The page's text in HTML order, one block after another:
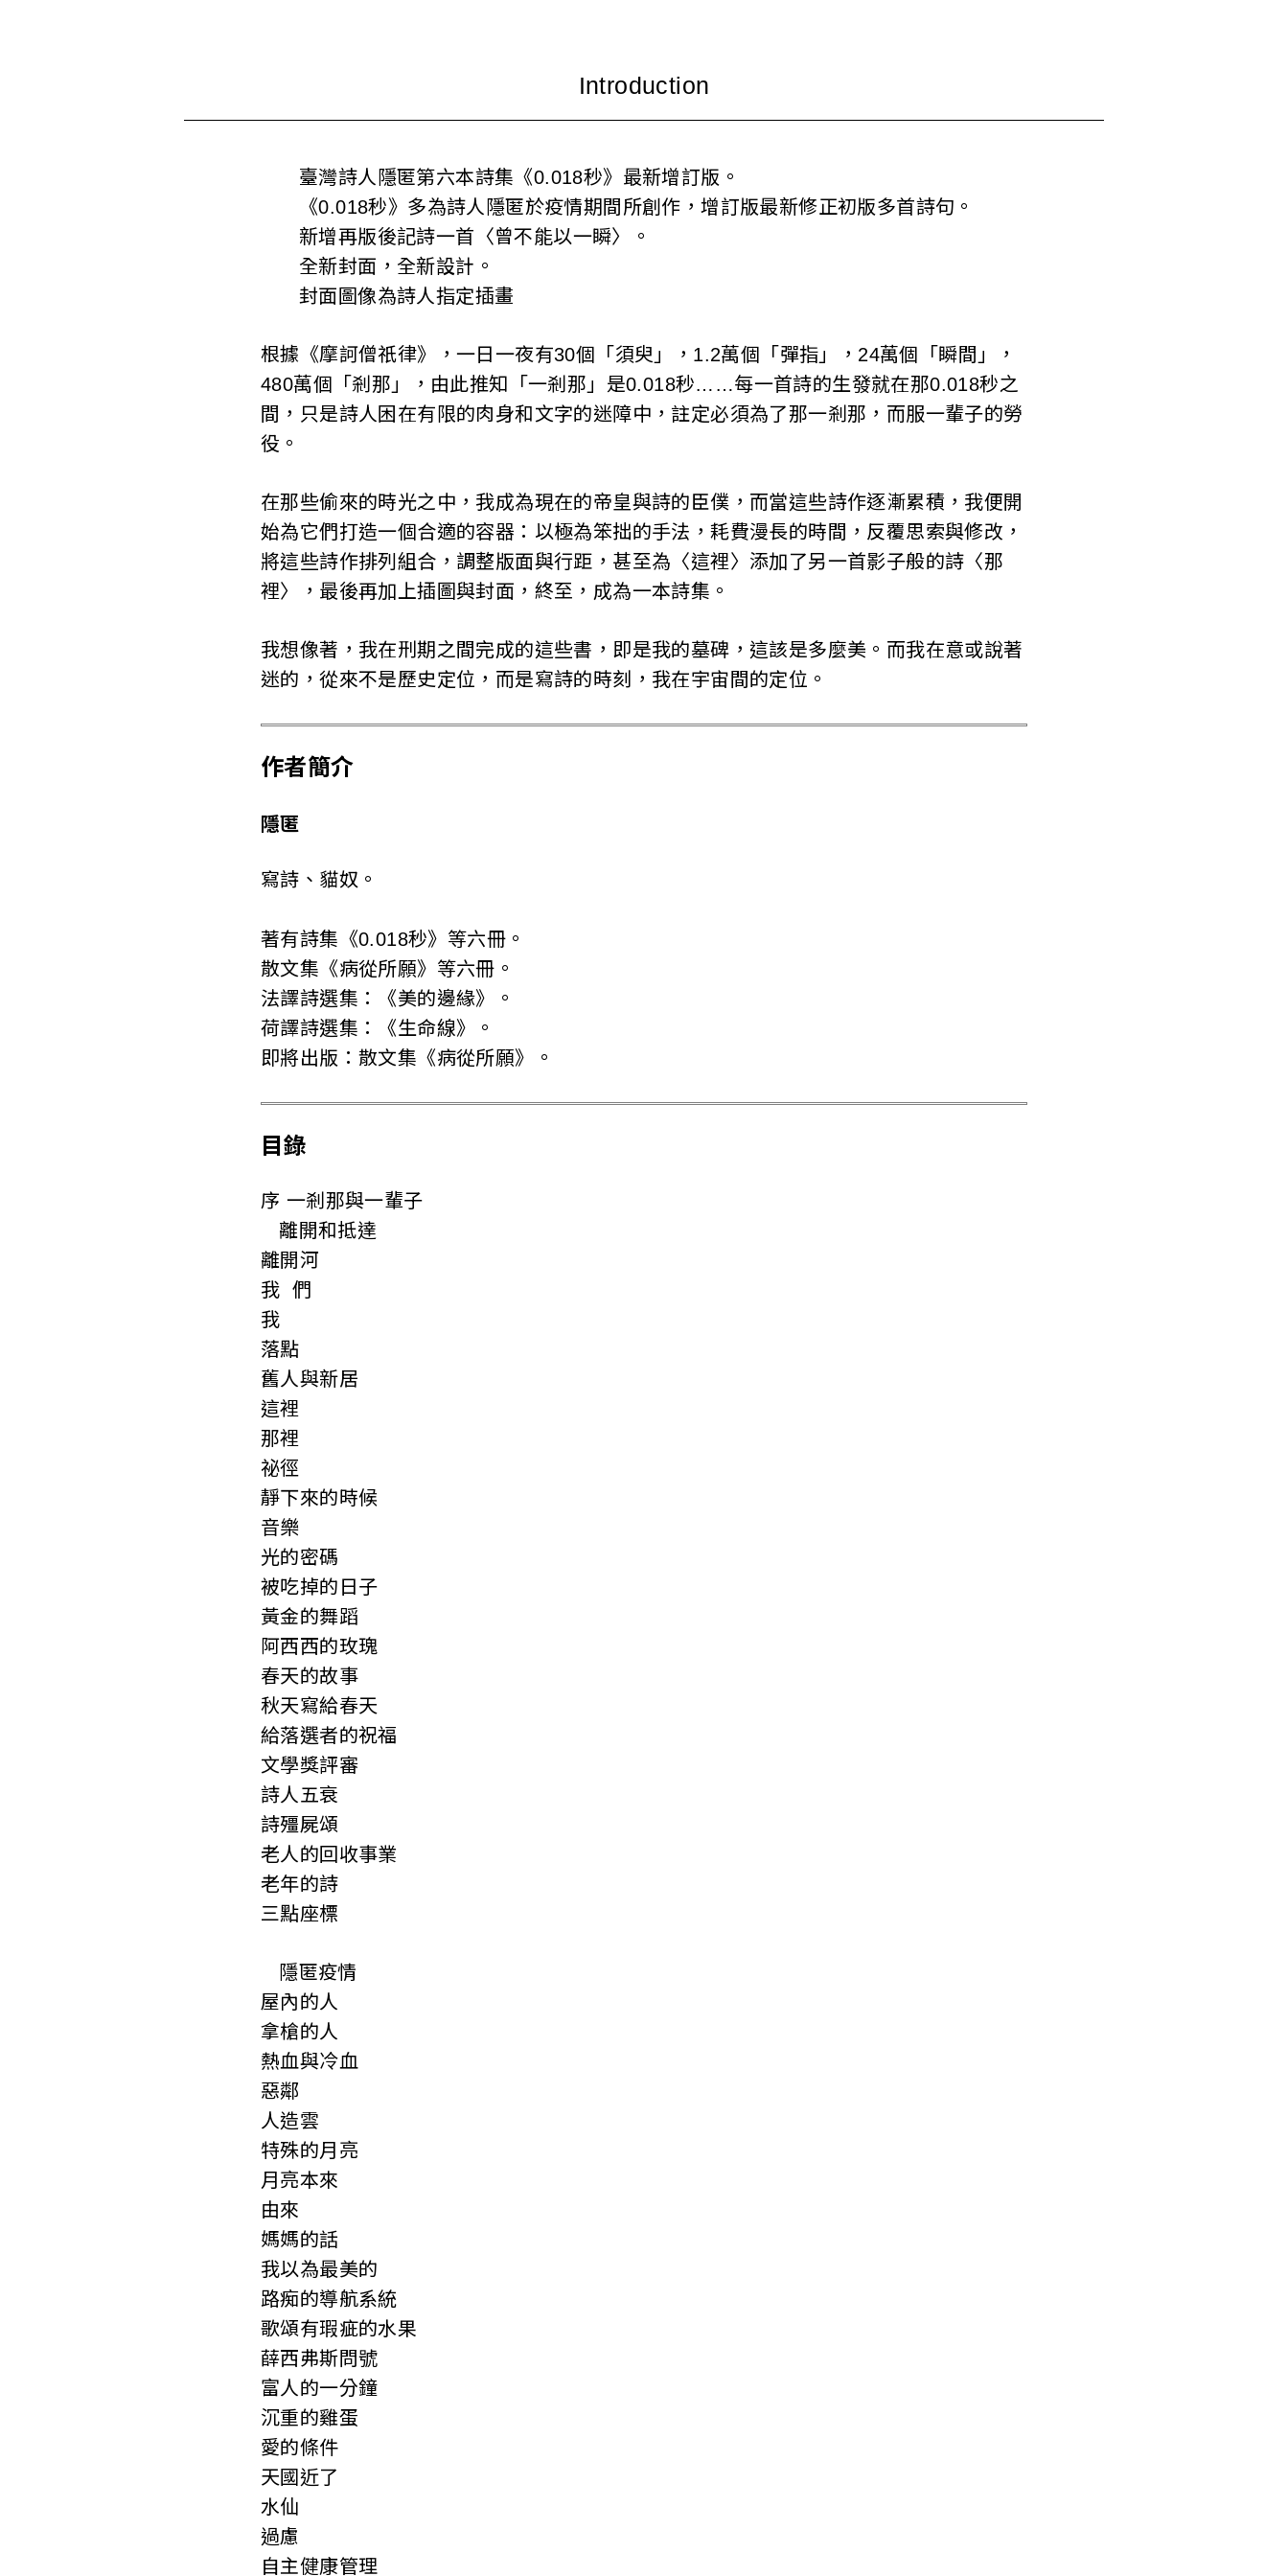
臺灣詩人隱匿第六本詩集《0.018秒》最新增訂版。
《0.018秒》多為詩人隱匿於疫情期間所創作，增訂版最新修正初版多首詩句。
新增再版後記詩一首〈曾不能以一瞬〉。
全新封面，全新設計。
封面圖像為詩人指定插畫
根據《摩訶僧祇律》，一日一夜有30個「須臾」，1.2萬個「彈指」，24萬個「瞬間」，
480萬個「剎那」，由此推知「一剎那」是0.018秒……每一首詩的生發就在那0.018秒之
間，只是詩人困在有限的肉身和文字的迷障中，註定必須為了那一剎那，而服一輩子的勞
役。
在那些偷來的時光之中，我成為現在的帝皇與詩的臣僕，而當這些詩作逐漸累積，我便開
始為它們打造一個合適的容器：以極為笨拙的手法，耗費漫長的時間，反覆思索與修改，
將這些詩作排列組合，調整版面與行距，甚至為〈這裡〉添加了另一首影子般的詩〈那
裡〉，最後再加上插圖與封面，終至，成為一本詩集。
我想像著，我在刑期之間完成的這些書，即是我的墓碑，這該是多麼美。而我在意或說著
迷的，從來不是歷史定位，而是寫詩的時刻，我在宇宙間的定位。
作者簡介
隱匿
寫詩、貓奴。
著有詩集《0.018秒》等六冊。
散文集《病從所願》等六冊。
法譯詩選集：《美的邊緣》。
荷譯詩選集：《生命線》。
即將出版：散文集《病從所願》。
目錄
序 一剎那與一輩子
離開和抵達
離開河
我 們
我
落點
舊人與新居
這裡
那裡
祕徑
靜下來的時候
音樂
光的密碼
被吃掉的日子
黃金的舞蹈
阿西西的玫瑰
春天的故事
秋天寫給春天
給落選者的祝福
文學獎評審
詩人五衰
詩殭屍頌
老人的回收事業
老年的詩
三點座標
隱匿疫情
屋內的人
拿槍的人
熱血與冷血
惡鄰
人造雲
特殊的月亮
月亮本來
由來
媽媽的話
我以為最美的
路痴的導航系統
歌頌有瑕疵的水果
薛西弗斯問號
富人的一分鐘
沉重的雞蛋
愛的條件
天國近了
水仙
過慮
自主健康管理